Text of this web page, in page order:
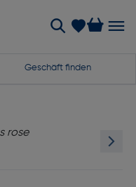
Geschäft finden